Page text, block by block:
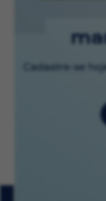
Cadastre-se